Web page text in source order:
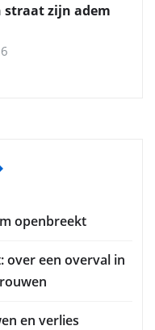
straat zijn adem
openbreekt
over een overval in
en verlies